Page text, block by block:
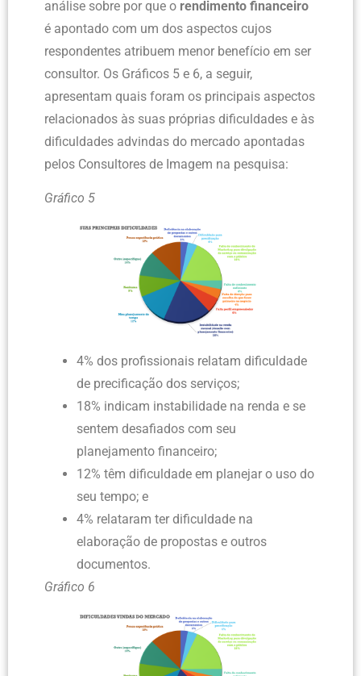
análise sobre por que o rendimento financeiro
é apontado com um dos aspectos cujos
respondentes atribuem menor benefício em ser
consultor. Os Gráficos 5 e 6, a seguir,
apresentam quais foram os principais aspectos
relacionados às suas próprias dificuldades e às
dificuldades advindas do mercado apontadas
pelos Consultores de Imagem na pesquisa:
Gráfico 5
4% dos profissionais relatam dificuldade
de precificação dos serviços;
18% indicam instabilidade na renda e se
sentem desafiados com seu
planejamento financeiro;
12% têm dificuldade em planejar o uso do
seu tempo; e
4% relataram ter dificuldade na
elaboração de propostas e outros
documentos.
Gráfico 6